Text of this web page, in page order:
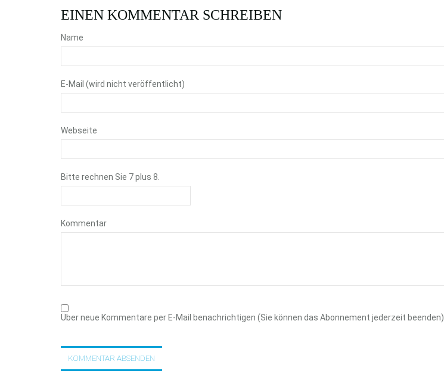
EINEN KOMMENTAR SCHREIBEN
Name
E-Mail (wird nicht veröffentlicht)
Webseite
Bitte rechnen Sie 7 plus 8.
Kommentar
Über neue Kommentare per E-Mail benachrichtigen (Sie können das Abonnement jederzeit beenden)
KOMMENTAR ABSENDEN